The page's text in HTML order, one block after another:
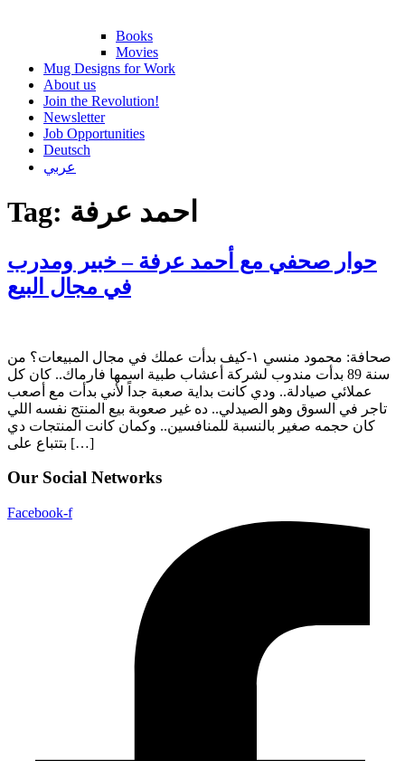
Books
Movies
Mug Designs for Work
About us
Join the Revolution!
Newsletter
Job Opportunities
Deutsch
عربي
Tag: احمد عرفة
حوار صحفي مع أحمد عرفة – خبير ومدرب
في مجال البيع
صحافة: محمود منسي ١-كيف بدأت عملك في مجال المبيعات؟ من
سنة 89 بدأت مندوب لشركة أعشاب طبية اسمها فارماك.. كان كل
عملائي صيادلة.. ودي كانت بداية صعبة جداً لأني بدأت مع أصعب
تاجر في السوق وهو الصيدلي.. ده غير صعوبة بيع المنتج نفسه اللي
كان حجمه صغير بالنسبة للمنافسين.. وكمان كانت المنتجات دي
بتتباع على […]
Our Social Networks
Facebook-f